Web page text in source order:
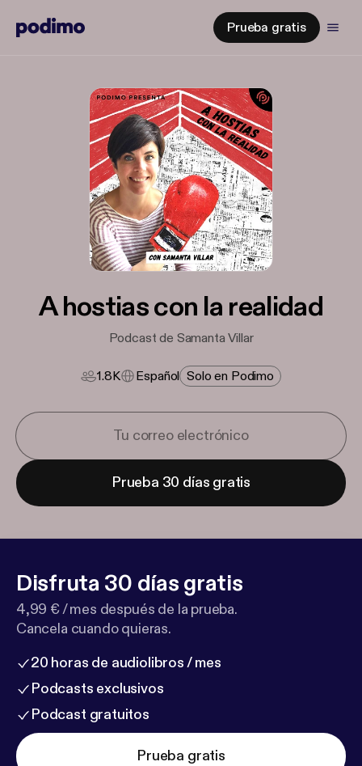
Prueba gratis
A hostias con la realidad
Podcast de Samanta Villar
1.8K Español Solo en Podimo
Prueba 30 días gratis
Disfruta 30 días gratis
4,99 € / mes después de la prueba.
Cancela cuando quieras.
20 horas de audiolibros / mes
Podcasts exclusivos
Podcast gratuitos
Prueba gratis